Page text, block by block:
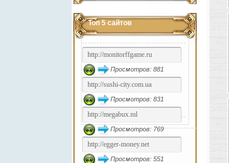
Топ 5 сайтов
Просмотров: 881
Просмотров: 831
Просмотров: 769
Просмотров: 551